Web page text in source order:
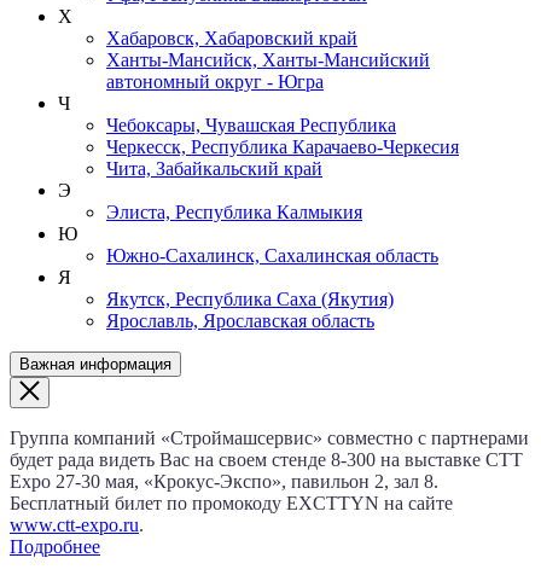
Х
Хабаровск, Хабаровский край
Ханты-Мансийск, Ханты-Мансийский
автономный округ - Югра
Ч
Чебоксары, Чувашская Республика
Черкесск, Республика Карачаево-Черкесия
Чита, Забайкальский край
Э
Элиста, Республика Калмыкия
Ю
Южно-Сахалинск, Сахалинская область
Я
Якутск, Республика Саха (Якутия)
Ярославль, Ярославская область
Важная информация
Группа компаний «Строймашсервис» совместно с партнерами
будет рада видеть Вас на своем стенде 8‑300 на выставке CTT
Expo 27‑30 мая, «Крокус‑Экспо», павильон 2, зал 8.
Бесплатный билет по промокоду EXCTTYN на сайте
www.сtt-expo.ru.
Подробнее